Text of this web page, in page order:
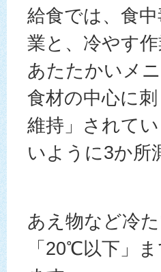
給食では、食
業と、冷やす
あたたかいメ
食材の中心に
維持」されて
いように3か所
あえ物など冷
「20℃以下」